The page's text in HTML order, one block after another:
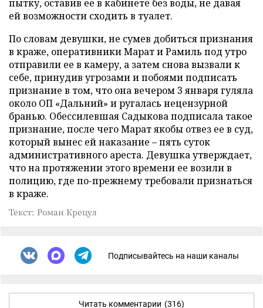
пытку, оставив ее в кабинете без воды, не давая
ей возможности сходить в туалет.
По словам девушки, не сумев добиться признания
в краже, оперативники Марат и Рамиль под утро
отправили ее в камеру, а затем снова вызвали к
себе, принудив угрозами и побоями подписать
признание в том, что она вечером 3 января гуляла
около ОП «Дальний» и ругалась нецензурной
бранью. Обессилевшая Садыкова подписала такое
признание, после чего Марат якобы отвез ее в суд,
который вынес ей наказание – пять суток
административного ареста. Девушка утверждает,
что на протяжении этого времени ее возили в
полицию, где по-прежнему требовали признаться
в краже.
Текст: Роман Крецул
Подписывайтесь на наши каналы
Читать комментарии (316)